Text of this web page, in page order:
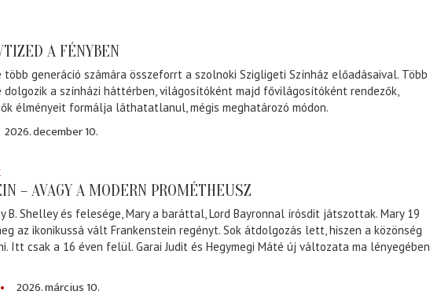
A FÉNYBEN
több generáció számára összeforrt a szolnoki Szigligeti Színház előadásaival. Több
a színházi háttérben, világosítóként majd fővilágosítóként rendezők,
élményeit formálja láthatatlanul, mégis meghatározó módon.
2026. december 10.
– AVAGY A MODERN PROMÉTHEUSZ
B. Shelley és felesége, Mary a baráttal, Lord Bayronnal írósdit játszottak. Mary 19
az ikonikussá vált Frankenstein regényt. Sok átdolgozás lett, hiszen a közönség
Itt csak a 16 éven felül. Garai Judit és Hegymegi Máté új változata ma lényegében
2026. március 10.